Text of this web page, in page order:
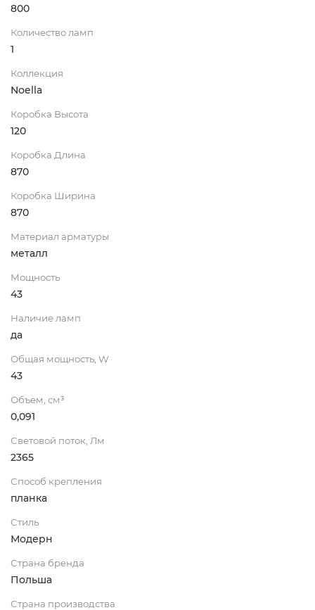
800
Количество ламп
1
Коллекция
Noella
Коробка Высота
120
Коробка Длина
870
Коробка Ширина
870
Материал арматуры
металл
Мощность
43
Наличие ламп
да
Общая мощность, W
43
Объем, см³
0,091
Световой поток, Лм
2365
Способ крепления
планка
Стиль
Модерн
Страна бренда
Польша
Страна производства